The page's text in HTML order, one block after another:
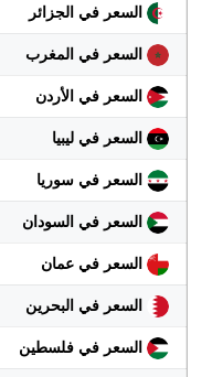
السعر في الجزائر
السعر في المغرب
السعر في الأردن
السعر في ليبيا
السعر في سوريا
السعر في السودان
السعر في عمان
السعر في البحرين
السعر في فلسطين